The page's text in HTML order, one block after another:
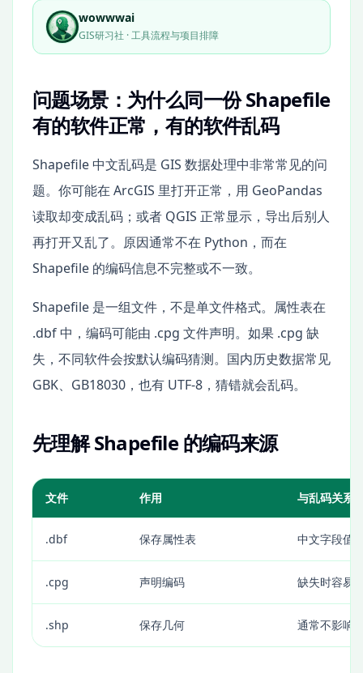
wowwwai
GIS研习社 · 工具流程与项目排障
问题场景：为什么同一份 Shapefile
有的软件正常，有的软件乱码
Shapefile 中文乱码是 GIS 数据处理中非常常见的问
题。你可能在 ArcGIS 里打开正常，用 GeoPandas
读取却变成乱码；或者 QGIS 正常显示，导出后别人
再打开又乱了。原因通常不在 Python，而在
Shapefile 的编码信息不完整或不一致。
Shapefile 是一组文件，不是单文件格式。属性表在
.dbf 中，编码可能由 .cpg 文件声明。如果 .cpg 缺
失，不同软件会按默认编码猜测。国内历史数据常见
GBK、GB18030，也有 UTF-8，猜错就会乱码。
先理解 Shapefile 的编码来源
文件 作用 与乱码关系
.dbf 保存属性表 中文字段值
.cpg 声明编码 缺失时容易
.shp 保存几何 通常不影响